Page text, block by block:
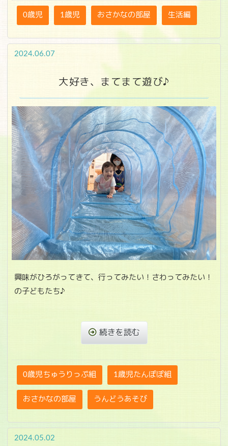
0歳児 1歳児 おさかなの部屋 生活編
2024.06.07
大好き、まてまて遊び♪
興味がひろがってきて、行ってみたい！さわってみたい！
の子どもたち♪
続きを読む
0歳児ちゅうりっぷ組 1歳児たんぽぽ組
おさかなの部屋 うんどうあそび
2024.05.02